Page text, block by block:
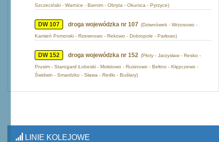
Szczeciński - Warnice - Barnim - Obryta - Okunica - Pyrzyce)
DW 107 droga wojewódzka nr 107 (Dziwnówek - Wrzosowo -
Kamień Pomorski - Rzewnowo - Rekowo - Dobropole - Parłowo)
DW 152 droga wojewódzka nr 152 (Płoty - Jarzysław - Resko -
Prusim - Starogard Łobeski - Mołstowo - Rusinowo - Bełtno - Klępczewo -
Świdwin - Smardzko - Sława - Redło - Buślary)
LINIE KOLEJOWE